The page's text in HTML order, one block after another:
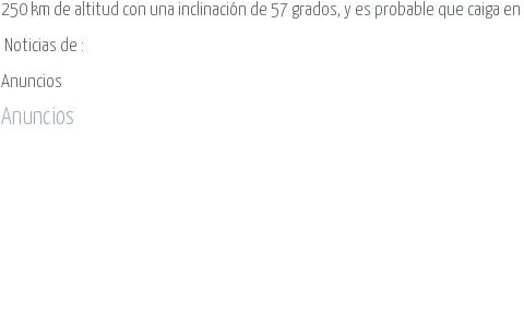
250 km de altitud con una inclinación de 57 grados, y es probable que caiga
Noticias de :
Anuncios
Anuncios